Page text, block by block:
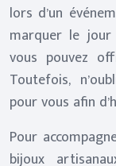
lors d’un
marquer le jour
vous pouvez
Toutefois,
pour vous afin
Pour
bijoux